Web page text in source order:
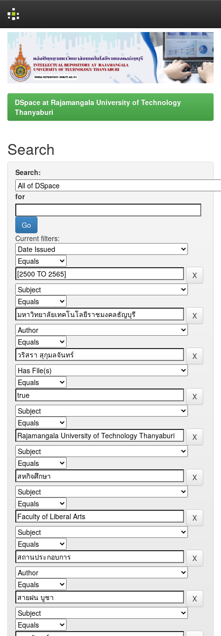
navigation
DSpace at Rajamangala University of Technology
Thanyaburi
Search
Search:
for
Current filters: